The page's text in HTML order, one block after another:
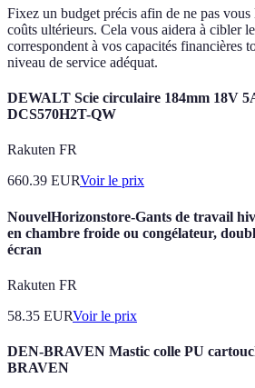
Fixez un budget précis afin de ne pas vous
coûts ultérieurs. Cela vous aidera à cibler
correspondent à vos capacités financières
niveau de service adéquat.
DEWALT Scie circulaire 184mm 18V
DCS570H2T-QW
Rakuten FR
660.39 EURVoir le prix
NouvelHorizonstore-Gants de travail
en chambre froide ou congélateur,
écran
Rakuten FR
58.35 EURVoir le prix
DEN-BRAVEN Mastic colle PU
BRAVEN